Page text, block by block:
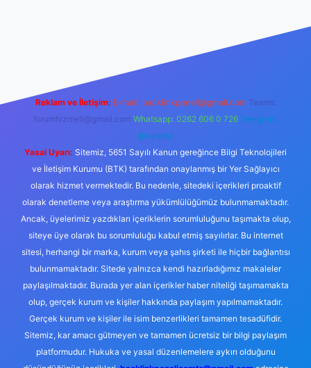
Reklam ve İletişim: E-mail: backlinkpaneli@gmail.com Teams:
forumhizmeti@gmail.com Whatsapp: 0262 606 0 726 Telegram:
@karabul
Yasal Uyarı: Sitemiz, 5651 Sayılı Kanun gereğince Bilgi Teknolojileri
ve İletişim Kurumu (BTK) tarafından onaylanmış bir Yer Sağlayıcı
olarak hizmet vermektedir. Bu nedenle, sitedeki içerikleri proaktif
olarak denetleme veya araştırma yükümlülüğümüz bulunmamaktadır.
Ancak, üyelerimiz yazdıkları içeriklerin sorumluluğunu taşımakta olup,
siteye üye olarak bu sorumluluğu kabul etmiş sayılırlar. Bu internet
sitesi, herhangi bir marka, kurum veya şahıs şirketi ile hiçbir bağlantısı
bulunmamaktadır. Sitede yalnızca kendi hazırladığımız makaleler
paylaşılmaktadır. Burada yer alan içerikler haber niteliği taşımamakta
olup, gerçek kurum ve kişiler hakkında paylaşım yapılmamaktadır.
Gerçek kurum ve kişiler ile isim benzerlikleri tamamen tesadüfidir.
Sitemiz, kar amacı gütmeyen ve tamamen ücretsiz bir bilgi paylaşım
platformudur. Hukuka ve yasal düzenlemelere aykırı olduğunu